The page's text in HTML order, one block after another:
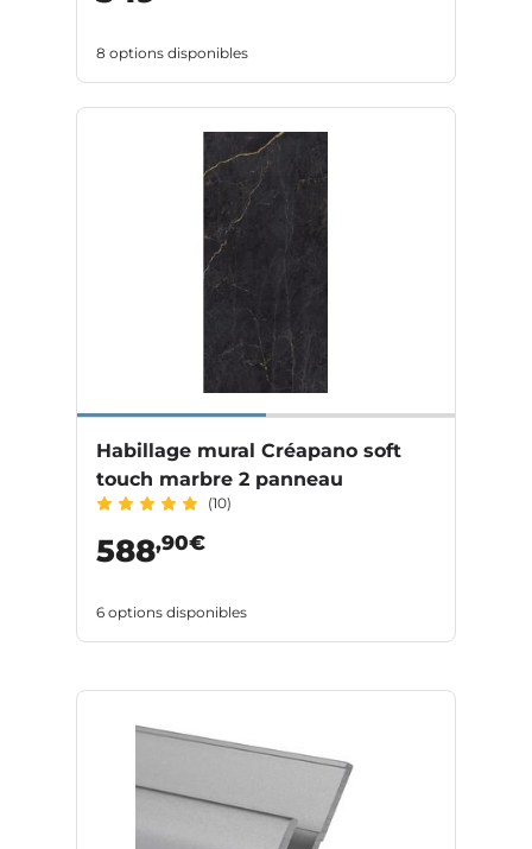
8 options disponibles
Habillage mural Créapano soft
touch marbre 2 panneau
(10)
588,90€
6 options disponibles